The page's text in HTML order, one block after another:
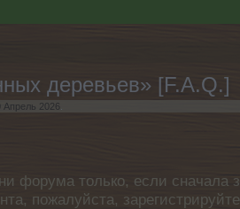
деревьев» [F.A.Q.]
Апрель 2026
форума только, если сначала
пожалуйста,